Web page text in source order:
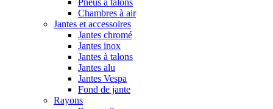
Pneus à talons
Chambres à air
Jantes et accessoires
Jantes chromé
Jantes inox
Jantes à talons
Jantes alu
Jantes Vespa
Fond de jante
Rayons